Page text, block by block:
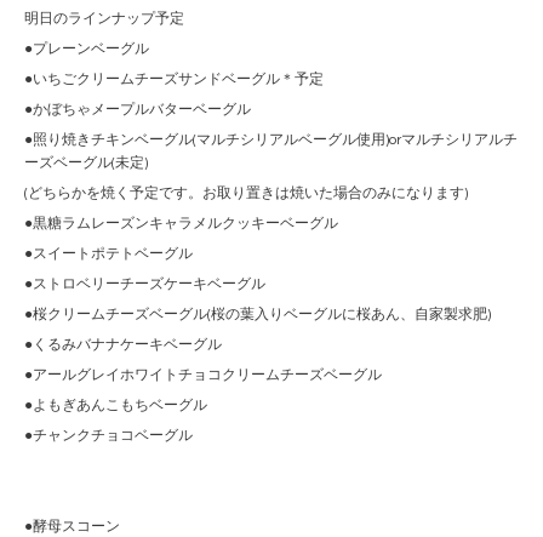
明日のラインナップ予定
●プレーンベーグル
●いちごクリームチーズサンドベーグル＊予定
●かぼちゃメープルバターベーグル
●照り焼きチキンベーグル(マルチシリアルベーグル使用)orマルチシリアルチ
ーズベーグル(未定)
(どちらかを焼く予定です。お取り置きは焼いた場合のみになります)
●黒糖ラムレーズンキャラメルクッキーベーグル
●スイートポテトベーグル
●ストロベリーチーズケーキベーグル
●桜クリームチーズベーグル(桜の葉入りベーグルに桜あん、自家製求肥)
●くるみバナナケーキベーグル
●アールグレイホワイトチョコクリームチーズベーグル
●よもぎあんこもちベーグル
●チャンクチョコベーグル
●酵母スコーン